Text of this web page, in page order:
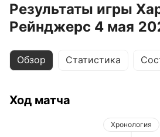
Результаты игры
Рейнджерс 4 мая
Обзор Статистика
Ход матча
Хронология